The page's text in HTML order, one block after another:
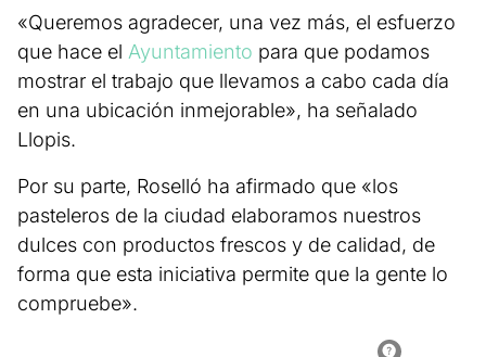
«Queremos agradecer, una vez más, el esfuerzo
que hace el Ayuntamiento para que podamos
mostrar el trabajo que llevamos a cabo cada día
en una ubicación inmejorable», ha señalado
Llopis.
Por su parte, Roselló ha afirmado que «los
pasteleros de la ciudad elaboramos nuestros
dulces con productos frescos y de calidad, de
forma que esta iniciativa permite que la gente lo
compruebe».